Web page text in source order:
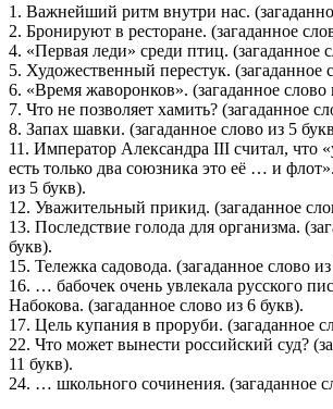
1. Важнейший ритм внутри нас.
2. Бронируют в ресторане. (загаданное
4. «Первая леди» среди птиц. (загаданное
5. Художественный перестук. (загаданное
6. «Время жаворонков». (загаданное слово
7. Что не позволяет хамить? (загаданное
8. Запах шавки. (загаданное слово из 5
11. Император Александра III считал, что
есть только два союзника это её … и
из 5 букв).
12. Уважительный прикид. (загаданное
13. Последствие голода для организма.
букв).
15. Тележка садовода. (загаданное слово
16. … бабочек очень увлекала русского
Набокова. (загаданное слово из 6 букв).
17. Цель купания в проруби. (загаданное
22. Что может вынести российский суд?
11 букв).
24. … школьного сочинения. (загаданное